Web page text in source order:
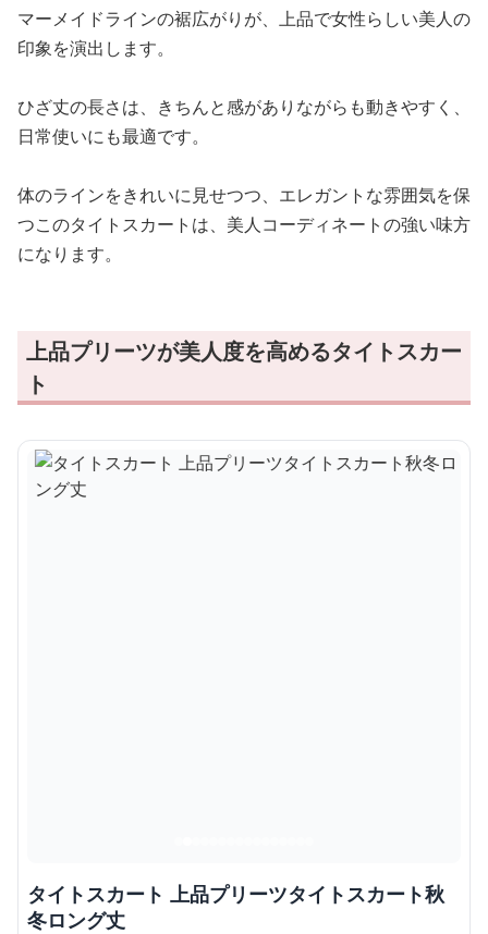
マーメイドラインの裾広がりが、上品で女性らしい美人の
印象を演出します。
ひざ丈の長さは、きちんと感がありながらも動きやすく、
日常使いにも最適です。
体のラインをきれいに見せつつ、エレガントな雰囲気を保
つこのタイトスカートは、美人コーディネートの強い味方
になります。
上品プリーツが美人度を高めるタイトスカー
ト
タイトスカート 上品プリーツタイトスカート秋
冬ロング丈